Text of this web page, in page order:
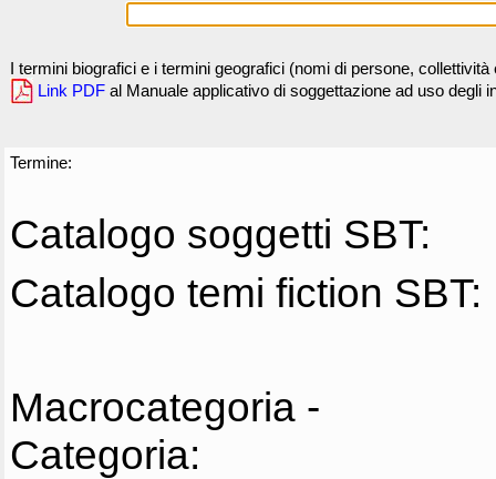
I termini biografici e i termini geografici (nomi di persone,
Link PDF al Manuale applicativo di soggettazione ad uso degli
Termine:
Catalogo soggetti SBT:
Catalogo temi fiction SBT:
Macrocategoria -
Categoria: